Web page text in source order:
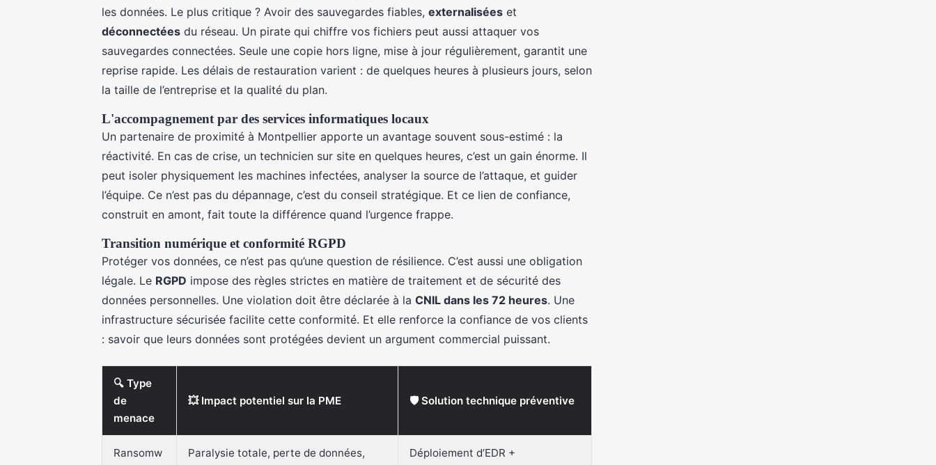
les données. Le plus critique ? Avoir des sauvegardes fiables, externalisées et
déconnectées du réseau. Un pirate qui chiffre vos fichiers peut aussi attaquer vos
sauvegardes connectées. Seule une copie hors ligne, mise à jour régulièrement, garantit une
reprise rapide. Les délais de restauration varient : de quelques heures à plusieurs jours, selon
la taille de l’entreprise et la qualité du plan.
L'accompagnement par des services informatiques locaux
Un partenaire de proximité à Montpellier apporte un avantage souvent sous-estimé : la
réactivité. En cas de crise, un technicien sur site en quelques heures, c’est un gain énorme. Il
peut isoler physiquement les machines infectées, analyser la source de l’attaque, et guider
l’équipe. Ce n’est pas du dépannage, c’est du conseil stratégique. Et ce lien de confiance,
construit en amont, fait toute la différence quand l’urgence frappe.
Transition numérique et conformité RGPD
Protéger vos données, ce n’est pas qu’une question de résilience. C’est aussi une obligation
légale. Le RGPD impose des règles strictes en matière de traitement et de sécurité des
données personnelles. Une violation doit être déclarée à la CNIL dans les 72 heures. Une
infrastructure sécurisée facilite cette conformité. Et elle renforce la confiance de vos clients
: savoir que leurs données sont protégées devient un argument commercial puissant.
🔍 Type
de
menace
💥 Impact potentiel sur la PME 🛡️ Solution technique préventive
Ransomw
Paralysie totale, perte de données,
Déploiement d’EDR +